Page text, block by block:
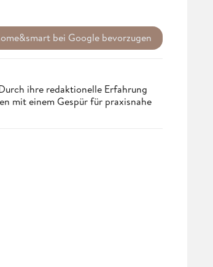
bei Google bevorzugen
ihre redaktionelle Erfahrung
mit einem Gespür für praxisnahe